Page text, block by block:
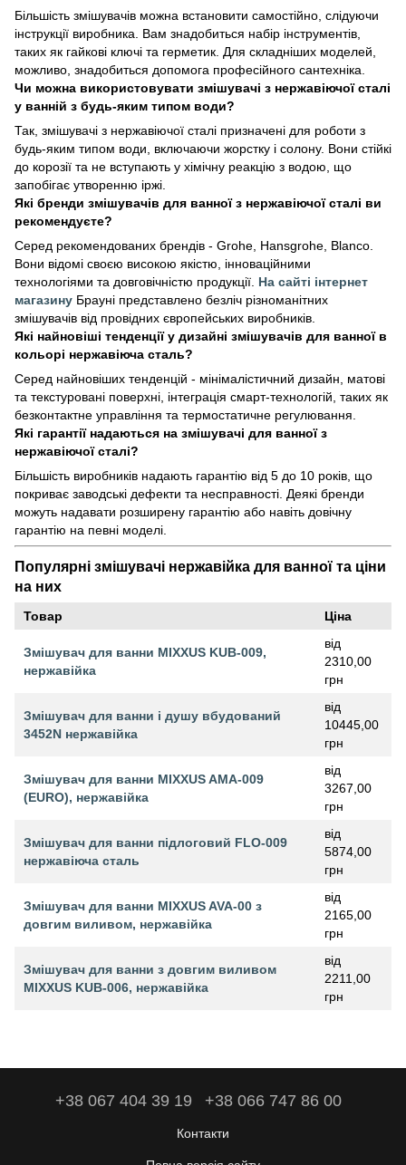
Більшість змішувачів можна встановити самостійно, слідуючи
інструкції виробника. Вам знадобиться набір інструментів,
таких як гайкові ключі та герметик. Для складніших моделей,
можливо, знадобиться допомога професійного сантехніка.
Чи можна використовувати змішувачі з нержавіючої сталі
у ванній з будь-яким типом води?
Так, змішувачі з нержавіючої сталі призначені для роботи з
будь-яким типом води, включаючи жорстку і солону. Вони стійкі
до корозії та не вступають у хімічну реакцію з водою, що
запобігає утворенню іржі.
Які бренди змішувачів для ванної з нержавіючої сталі ви
рекомендуєте?
Серед рекомендованих брендів - Grohe, Hansgrohe, Blanco.
Вони відомі своєю високою якістю, інноваційними
технологіями та довговічністю продукції. На сайті інтернет
магазину Брауні представлено безліч різноманітних
змішувачів від провідних європейських виробників.
Які найновіші тенденції у дизайні змішувачів для ванної в
кольорі нержавіюча сталь?
Серед найновіших тенденцій - мінімалістичний дизайн, матові
та текстуровані поверхні, інтеграція смарт-технологій, таких як
безконтактне управління та термостатичне регулювання.
Які гарантії надаються на змішувачі для ванної з
нержавіючої сталі?
Більшість виробників надають гарантію від 5 до 10 років, що
покриває заводські дефекти та несправності. Деякі бренди
можуть надавати розширену гарантію або навіть довічну
гарантію на певні моделі.
Популярні змішувачі нержавійка для ванної та ціни
на них
Товар Ціна
Змішувач для ванни MIXXUS KUB-009,
нержавійка
від
2310,00
грн
Змішувач для ванни і душу вбудований
3452N нержавійка
від
10445,00
грн
Змішувач для ванни MIXXUS AMA-009
(EURO), нержавійка
від
3267,00
грн
Змішувач для ванни підлоговий FLO-009
нержавіюча сталь
від
5874,00
грн
Змішувач для ванни MIXXUS AVA-00 з
довгим виливом, нержавійка
від
2165,00
грн
Змішувач для ванни з довгим виливом
MIXXUS KUB-006, нержавійка
від
2211,00
грн
+38 067 404 39 19 +38 066 747 86 00
Контакти